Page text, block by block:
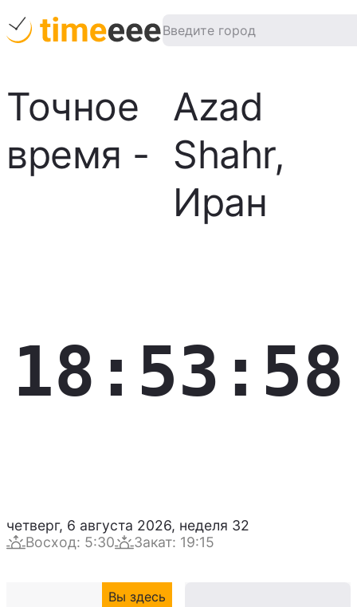
Точное
время -
Azad
Shahr,
Иран
18:53:59
четверг, 6 августа 2026, неделя 32
Восход: 5:30 Закат: 19:15
Вы здесь